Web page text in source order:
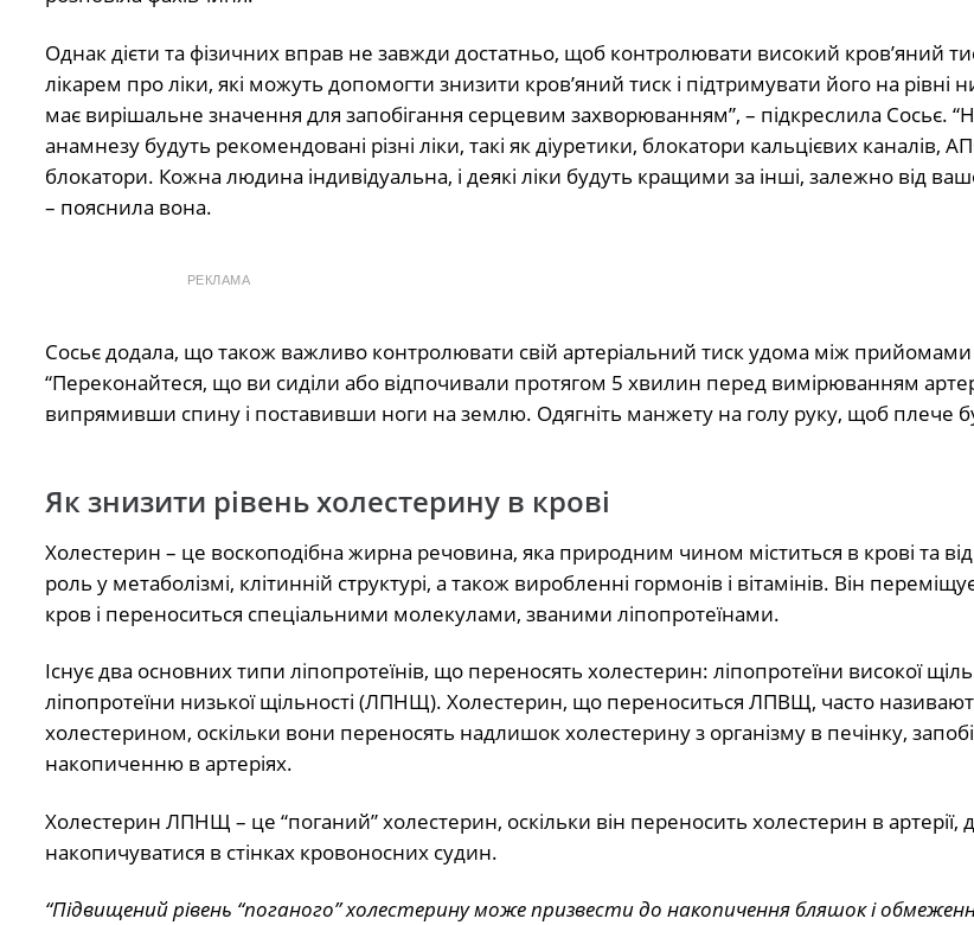
Однак дієти та фізичних вправ не завжди достатньо, щоб контролювати високий кров’яний
лікарем про ліки, які можуть допомогти знизити кров’яний тиск і підтримувати його на
має вирішальне значення для запобігання серцевим захворюванням”, – підкреслила Сосьє.
анамнезу будуть рекомендовані різні ліки, такі як діуретики, блокатори кальцієвих каналів,
блокатори. Кожна людина індивідуальна, і деякі ліки будуть кращими за інші, залежно від
– пояснила вона.
РЕКЛАМА
Сосьє додала, що також важливо контролювати свій артеріальний тиск удома між прийомами
“Переконайтеся, що ви сиділи або відпочивали протягом 5 хвилин перед вимірюванням
випрямивши спину і поставивши ноги на землю. Одягніть манжету на голу руку, щоб плече
Як знизити рівень холестерину в крові
Холестерин – це воскоподібна жирна речовина, яка природним чином міститься в крові та
роль у метаболізмі, клітинній структурі, а також виробленні гормонів і вітамінів. Він
кров і переноситься спеціальними молекулами, званими ліпопротеїнами.
Існує два основних типи ліпопротеїнів, що переносять холестерин: ліпопротеїни високої
ліпопротеїни низької щільності (ЛПНЩ). Холестерин, що переноситься ЛПВЩ, часто
холестерином, оскільки вони переносять надлишок холестерину з організму в печінку,
накопиченню в артеріях.
Холестерин ЛПНЩ – це “поганий” холестерин, оскільки він переносить холестерин в артерії,
накопичуватися в стінках кровоносних судин.
“Підвищений рівень “поганого” холестерину може призвести до накопичення бляшок і